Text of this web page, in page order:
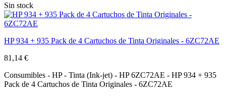
Sin stock
HP 934 + 935 Pack de 4 Cartuchos de Tinta Originales - 6ZC72AE
81,14 €
Consumibles - HP - Tinta (Ink-jet) - HP 6ZC72AE - HP 934 + 935
Pack de 4 Cartuchos de Tinta Originales - 6ZC72AE